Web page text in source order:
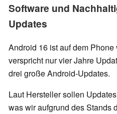
Software und
Updates
Android 16 ist auf dem
verspricht nur vier Jahre
drei große Android-Updates.
Laut Hersteller sollen
was wir aufgrund des Stands